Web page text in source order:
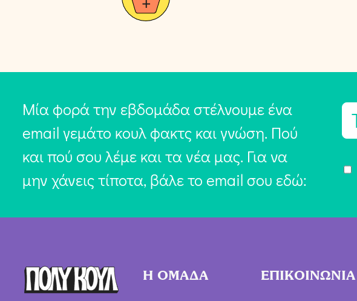
Μία φορά την εβδομάδα στέλνουμε ένα
email γεμάτο κουλ φακτς και γνώση. Πού
και πού σου λέμε και τα νέα μας. Για να
μην χάνεις τίποτα, βάλε το email σου εδώ:
E
i
π
δ
ή
Η ΟΜΑΔΑ ΕΠΙΚΟΙΝΩΝΙΑ